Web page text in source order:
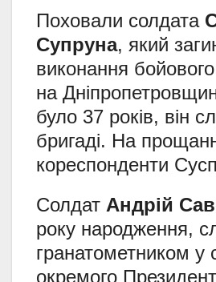
Поховали солдата
Супруна, який
виконання
на
було 37 років, він
бригаді. На
кореспонденти
Солдат Андрій
року народження,
гранатометником у
окремого